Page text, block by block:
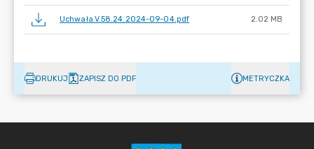
Uchwała.V.58.24.2024-09-04.pdf 2.02 MB
DRUKUJ ZAPISZ DO PDF METRYCZKA